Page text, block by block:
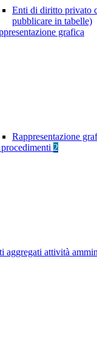
Enti di diritto privato
pubblicare in tabelle)
grafica
Rappresentazione
2
aggregati attività